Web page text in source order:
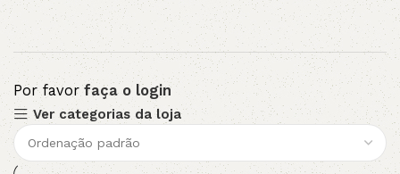
Por favor faça o login
Ver categorias da loja